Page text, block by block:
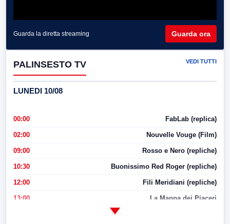
Guarda la diretta streaming Guarda ora
PALINSESTO TV VEDI TUTTI
LUNEDI 10/08
00:00 FabLab (replica)
02:00 Nouvelle Vouge (Film)
09:00 Rosso e Nero (repliche)
10:30 Buonissimo Red Roger (repliche)
12:00 Fili Meridiani (repliche)
13:00 La Mappa dei Piaceri